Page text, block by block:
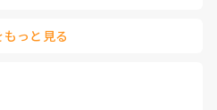
給料あげて欲しい気持ちはあり
多機能型居宅介護です！
っと見る